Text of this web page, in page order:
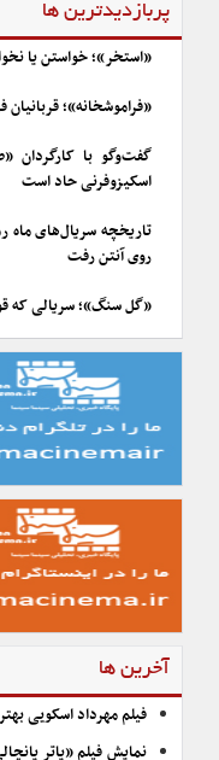
پربازدیدترین ها
«استخر»؛ خواستن یا
«فراموشخانه»؛
گفت‌وگو با کارگردان
اسکیزوفرنی حاد است
روی آنتن رفت
«گل سنگ»؛ سریالی که
آخرین ها
فیلم مهرداد اسکویی
نمایش فیلم «پاتر